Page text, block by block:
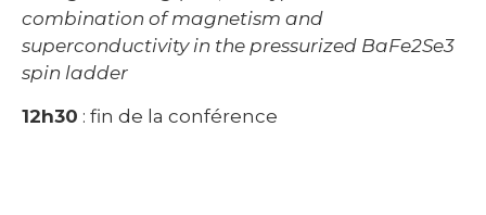
combination of magnetism and
superconductivity in the pressurized BaFe2Se3
spin ladder
12h30 : fin de la conférence